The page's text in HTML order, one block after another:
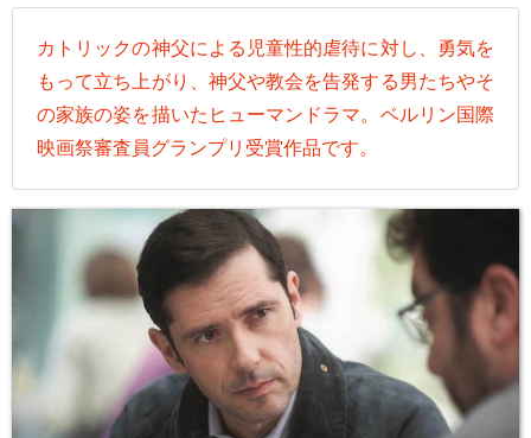
カトリックの神父による児童性的虐待に対し、勇気を
もって立ち上がり、神父や教会を告発する男たちやそ
の家族の姿を描いたヒューマンドラマ。ベルリン国際
映画祭審査員グランプリ受賞作品です。